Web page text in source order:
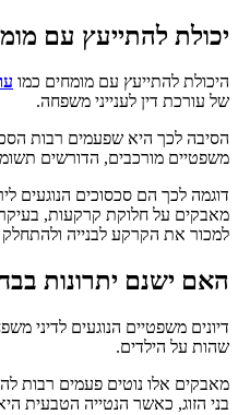
יכולת להתייעץ עם
היכולת להתייעץ עם מומחים כמו
של עורכת דין לענייני משפחה.
הסיבה לכך היא שפעמים רבות
משפטיים מורכבים, הדורשים
דוגמה לכך הם סכסוכים הנוגעים
מאבקים על חלוקת קרקעות, בעיקר
למכור את הקרקע לבנייה
האם ישנם יתרונות
דיונים משפטיים הנוגעים לדיני
שהות על הילדים.
מאבקים אלו נוטים פעמים רבות
בני הזוג, כאשר הנטייה הטבעית